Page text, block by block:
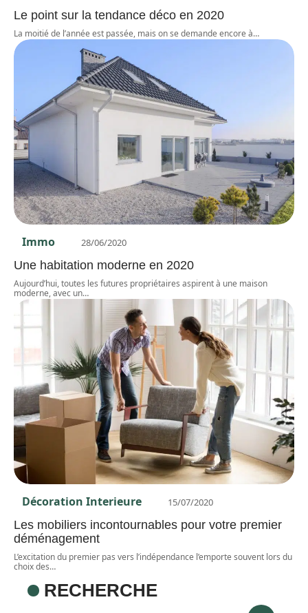
Le point sur la tendance déco en 2020
La moitié de l’année est passée, mais on se demande encore à…
Immo 28/06/2020
Une habitation moderne en 2020
Aujourd’hui, toutes les futures propriétaires aspirent à une maison
moderne, avec un…
Décoration Interieure 15/07/2020
Les mobiliers incontournables pour votre premier
déménagement
L’excitation du premier pas vers l’indépendance l’emporte souvent lors du
choix des…
RECHERCHE